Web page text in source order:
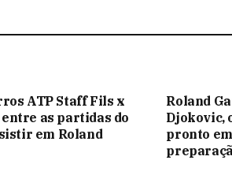
ATP Staff Fils x
as partidas do
em Roland
Roland
Djokovic,
pronto